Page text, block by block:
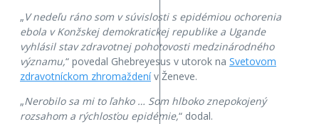
„V nedeľu ráno som v súvislosti s epidémiou ochorenia
ebola v Konžskej demokratickej republike a Ugande
vyhlásil stav zdravotnej pohotovosti medzinárodného
významu,“ povedal Ghebreyesus v utorok na Svetovom
zdravotníckom zhromaždenív Ženeve.
„Nerobilo sa mi to ľahko … Som hlboko znepokojený
rozsahom a rýchlosťou epidémie,“ dodal.